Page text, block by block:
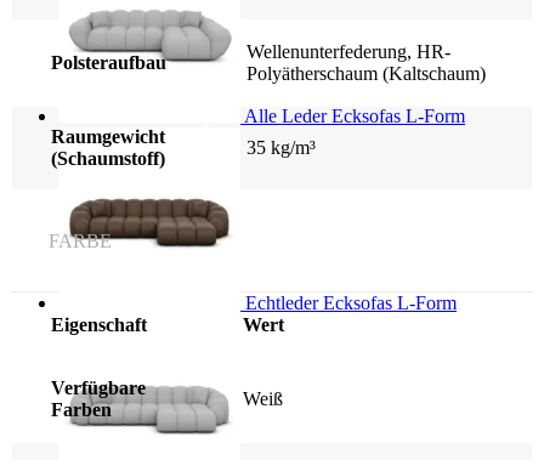
Alle Leder Ecksofas L-Form
Echtleder Ecksofas L-Form
Polsteraufbau
Wellenunterfederung, HR-
Polyätherschaum (Kaltschaum)
Raumgewicht
(Schaumstoff)
35 kg/m³
FARBE
Eigenschaft Wert
Verfügbare
Farben
Weiß